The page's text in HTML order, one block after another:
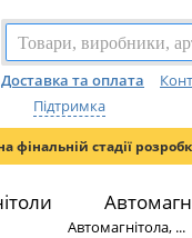
Доставка та оплата
Підтримка
фінальній стадії
Автомагнітола, ...